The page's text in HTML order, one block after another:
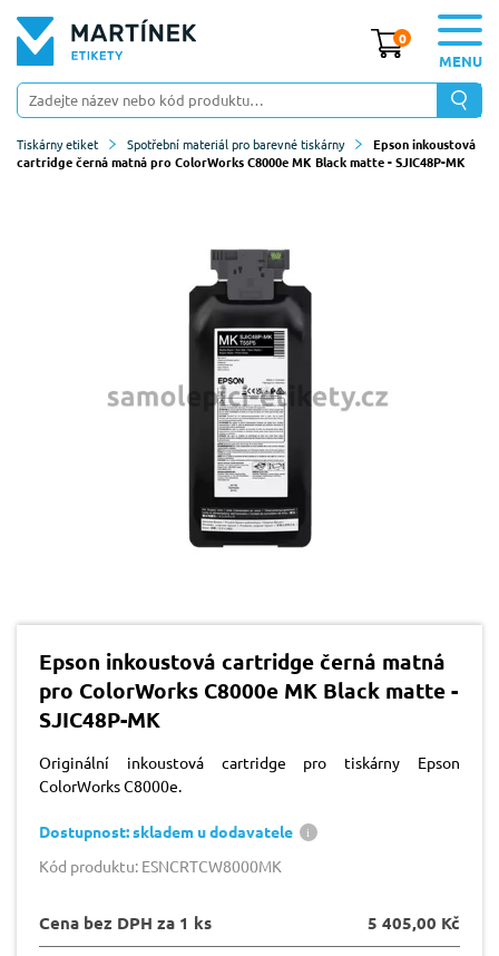
0
MENU
Tiskárny etiket Spotřební materiál pro barevné tiskárny
Epson inkoustová
cartridge černá matná pro ColorWorks C8000e MK Black matte - SJIC48P-MK
Epson inkoustová cartridge černá matná
pro ColorWorks C8000e MK Black matte -
SJIC48P-MK
Originální inkoustová cartridge pro tiskárny Epson
ColorWorks C8000e.
Dostupnost: skladem u dodavatele
Kód produktu: ESNCRTCW8000MK
Cena bez DPH za 1 ks 5 405,00 Kč